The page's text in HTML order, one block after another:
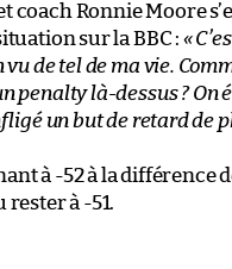
coach Ronnie Moore
sur la BBC : «
vu de tel de ma vie.
penalty là-dessus ? On
un but de retard de
à -52 à la différence
rester à -51.